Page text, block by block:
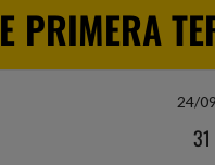
PRIMERA
24/
31